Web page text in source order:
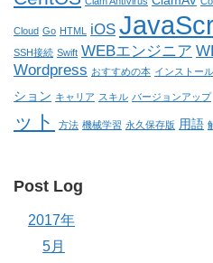
Cloud Go HTML iOS
SSH接続 Swift WEBエンジニア
Wordpress おすすめの本 インストール
ション キャリア スキル バージョンアップ
ット
方法 機械学習 永久保存版 用語
Post Log
2017年
5月